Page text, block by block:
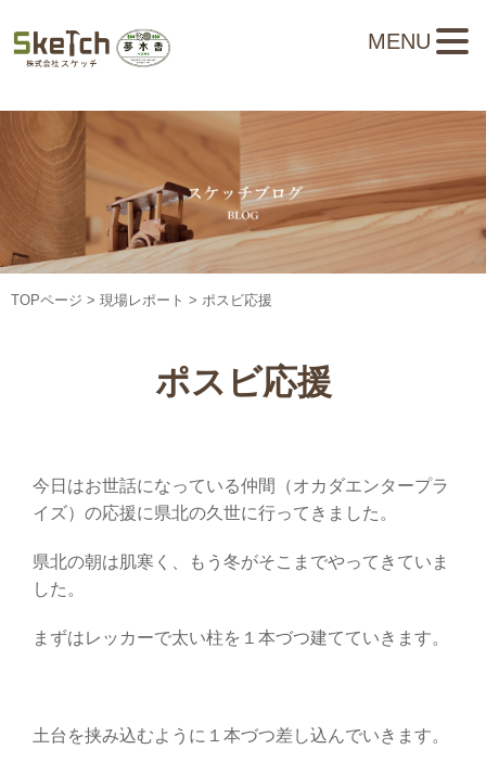
TOPページ > 現場レポート > ポスビ応援
ポスビ応援
今日はお世話になっている仲間（オカダエンタープラ
イズ）の応援に県北の久世に行ってきました。
県北の朝は肌寒く、もう冬がそこまでやってきていま
した。
まずはレッカーで太い柱を１本づつ建てていきます。
土台を挟み込むように１本づつ差し込んでいきます。
MENU